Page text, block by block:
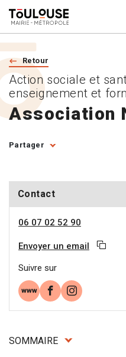
Retour
Association
Action sociale et
enseignement et
Partager
Contact
06 07 02 52 90
Envoyer un email Copier
Suivre sur
Site web
Facebook
SOMMAIRE